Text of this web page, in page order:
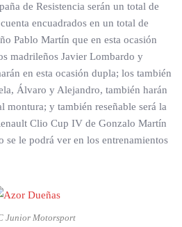
de Resistencia serán un total de
encuadrados en un total de
Pablo Martín que en esta ocasión
madrileños Javier Lombardo y
en esta ocasión dupla; los también
Álvaro y Alejandro, también harán
montura; y también reseñable será la
Clio Cup IV de Gonzalo Martín
se le podrá ver en los entrenamientos
Junior Motorsport